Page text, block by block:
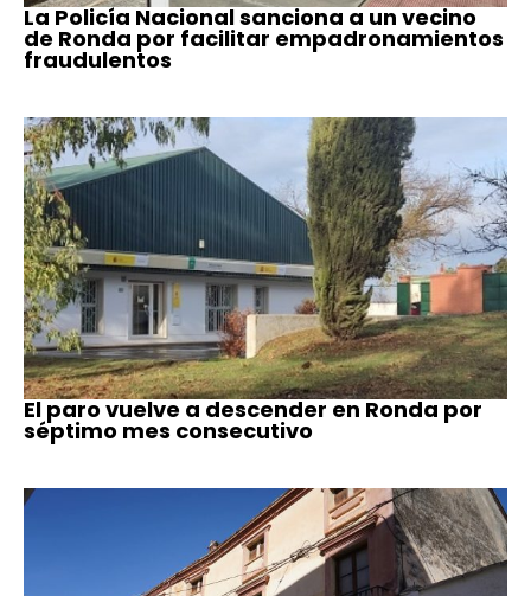
La Policía Nacional sanciona a un vecino
de Ronda por facilitar empadronamientos
fraudulentos
El paro vuelve a descender en Ronda por
séptimo mes consecutivo